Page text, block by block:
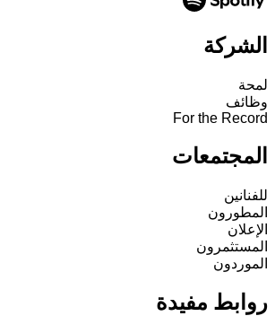
الشركة
لمحة
وظائف
For the Record
المجتمعات
للفنانين
المطورون
الإعلان
المستثمرون
الموردون
روابط مفيدة